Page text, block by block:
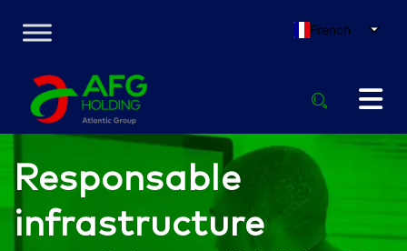
French
Responsable
infrastructure